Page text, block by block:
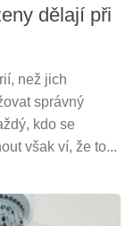
dělají při
než jich
správný
kdo se
však ví, že to...